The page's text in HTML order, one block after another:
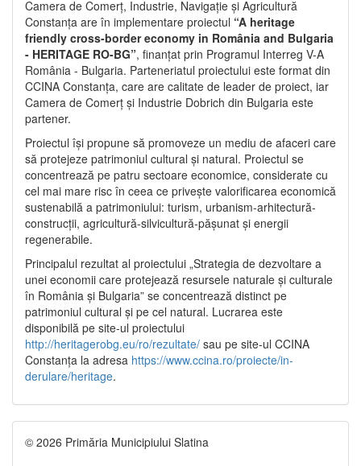
Camera de Comerț, Industrie, Navigație și Agricultură
Constanța are în implementare proiectul “A heritage
friendly cross-border economy in România and Bulgaria
- HERITAGE RO-BG”, finanțat prin Programul Interreg V-A
România - Bulgaria. Parteneriatul proiectului este format din
CCINA Constanța, care are calitate de leader de proiect, iar
Camera de Comerț și Industrie Dobrich din Bulgaria este
partener.
Proiectul își propune să promoveze un mediu de afaceri care
să protejeze patrimoniul cultural și natural. Proiectul se
concentrează pe patru sectoare economice, considerate cu
cel mai mare risc în ceea ce privește valorificarea economică
sustenabilă a patrimoniului: turism, urbanism-arhitectură-
construcții, agricultură-silvicultură-pășunat și energii
regenerabile.
Principalul rezultat al proiectului „Strategia de dezvoltare a
unei economii care protejează resursele naturale și culturale
în România și Bulgaria” se concentrează distinct pe
patrimoniul cultural și pe cel natural. Lucrarea este
disponibilă pe site-ul proiectului
http://heritagerobg.eu/ro/rezultate/ sau pe site-ul CCINA
Constanța la adresa https://www.ccina.ro/proiecte/in-
derulare/heritage.
© 2026 Primăria Municipiului Slatina